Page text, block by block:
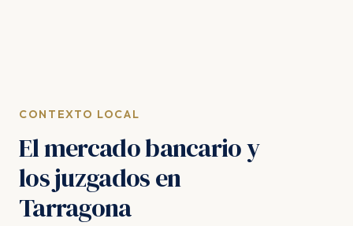
CONTEXTO LOCAL
El mercado bancario y
los juzgados en
Tarragona